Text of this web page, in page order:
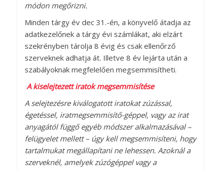
módon megőrizni.
Minden tárgy év dec 31.-én, a könyvelő átadja az
adatkezelőnek a tárgy évi számlákat, aki elzárt
szekrényben tárolja 8 évig és csak ellenőrző
szerveknek adhatja át. Illetve 8 év lejárta után a
szabályoknak megfelelően megsemmisítheti.
A kiselejtezett iratok megsemmisítése
A selejtezésre kiválogatott iratokat zúzással,
égetéssel, iratmegsemmisítő-géppel, vagy az irat
anyagától függő egyéb módszer alkalmazásával –
felügyelet mellett – úgy kell megsemmisíteni, hogy
tartalmukat megállapítani ne lehessen. Azoknál a
szerveknél, amelyek zúzógéppel vagy a